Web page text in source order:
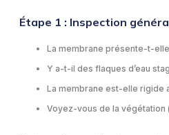
Étape 1 : Inspection
La membrane présente-t-
Y a-t-il des flaques d’eau
La membrane est-elle rigide
Voyez-vous de la végétation